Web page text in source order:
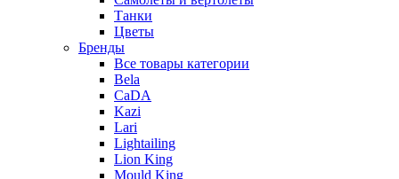
Танки
Цветы
Бренды
Все товары категории
Bela
CaDA
Kazi
Lari
Lightailing
Lion King
Mould King